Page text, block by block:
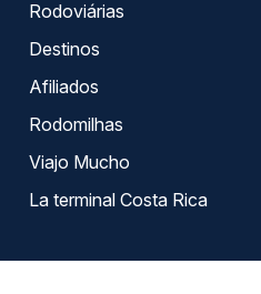
Rodoviárias
Destinos
Afiliados
Rodomilhas
Viajo Mucho
La terminal Costa Rica